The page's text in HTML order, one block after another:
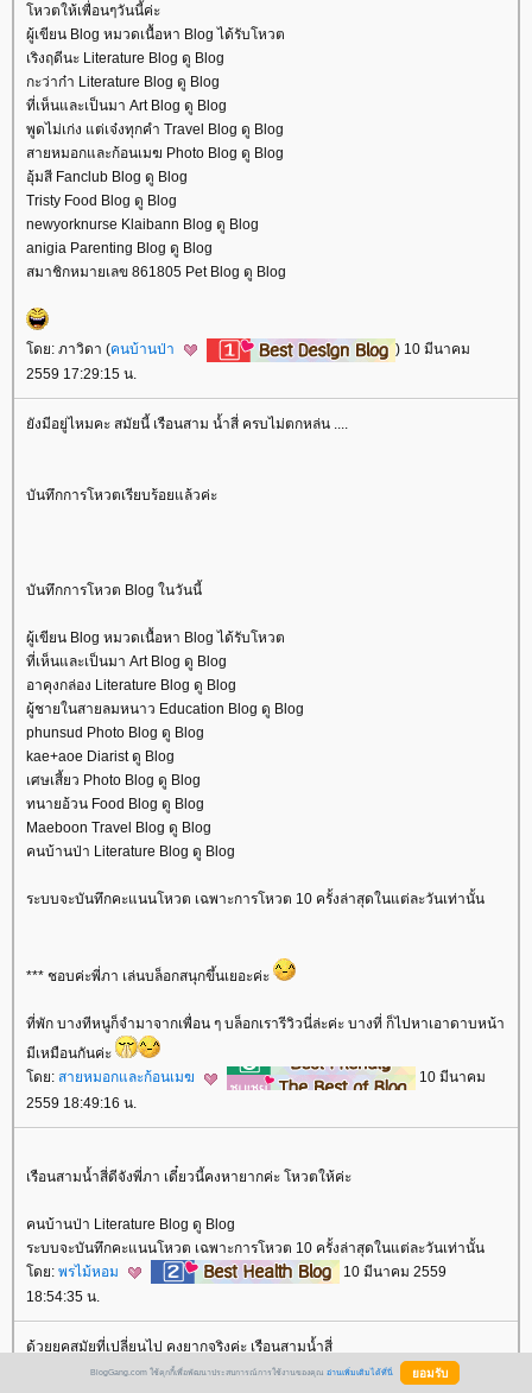
หวตให้เพื่อนๆวันนี้ค่ะ
ผู้เขียน Blog หมวดเนื้อหา Blog ได้รับโหวต
เริงฤดีนะ Literature Blog ดู Blog
กะว่าก๋า Literature Blog ดู Blog
ที่เห็นและเป็นมา Art Blog ดู Blog
พูดไม่เก่ง แต่เจ๋งทุกคำ Travel Blog ดู Blog
สายหมอกและก้อนเมฆ Photo Blog ดู Blog
อุ้มสี Fanclub Blog ดู Blog
Tristy Food Blog ดู Blog
newyorknurse Klaibann Blog ดู Blog
anigia Parenting Blog ดู Blog
สมาชิกหมายเลข 861805 Pet Blog ดู Blog
ดย: ภาวิดา (คนบ้านป่า
) 10 มีนาคม
2559 17:29:15 น.
ังมีอยู่ไหมคะ สมัยนี้ เรือนสาม น้ำสี่ ครบไม่ตกหล่น ....
บันทึกการโหวตเรียบร้อยแล้วค่ะ
บันทึกการโหวต Blog ในวันนี้
ผู้เขียน Blog หมวดเนื้อหา Blog ได้รับโหวต
ที่เห็นและเป็นมา Art Blog ดู Blog
อาคุงกล่อง Literature Blog ดู Blog
ผู้ชายในสายลมหนาว Education Blog ดู Blog
phunsud Photo Blog ดู Blog
kae+aoe Diarist ดู Blog
เศษเสี้ยว Photo Blog ดู Blog
ทนายอ้วน Food Blog ดู Blog
Maeboon Travel Blog ดู Blog
คนบ้านป่า Literature Blog ดู Blog
ระบบจะบันทึกคะแนนโหวต เฉพาะการโหวต 10 ครั้งล่าสุดในแต่ละวันเท่านั้น
*** ชอบค่ะพี่ภา เล่นบล็อกสนุกขึ้นเยอะค่ะ
ที่พัก บางทีหนูก็จำมาจากเพื่อน ๆ บล็อกเรารีวิวนี่ล่ะค่ะ บางที่ ก็ไปหาเอาดาบหน้า
มีเหมือนกันค่ะ
ดย: สายหมอกและก้อนเมฆ
10 มีนาคม
2559 18:49:16 น.
เรือนสามน้ำสี่ดีจังพี่ภา เดี๋ยวนี้คงหายากค่ะ โหวตให้ค่ะ
คนบ้านป่า Literature Blog ดู Blog
ระบบจะบันทึกคะแนนโหวต เฉพาะการโหวต 10 ครั้งล่าสุดในแต่ละวันเท่านั้น
ดย: พรไม้หอม
10 มีนาคม 2559
18:54:35 น.
ด้วยยุคสมัยที่เปลี่ยนไป คงยากจริงค่ะ เรือนสามน้ำสี่
ต่น้ำใจนี่คงมีแน่นอนค่ะ
BlogGang.com ใช้คุกกี้เพื่อพัฒนาประสบการณ์การใช้งานของคุณ อ่านเพิ่มเติมได้ที่นี่